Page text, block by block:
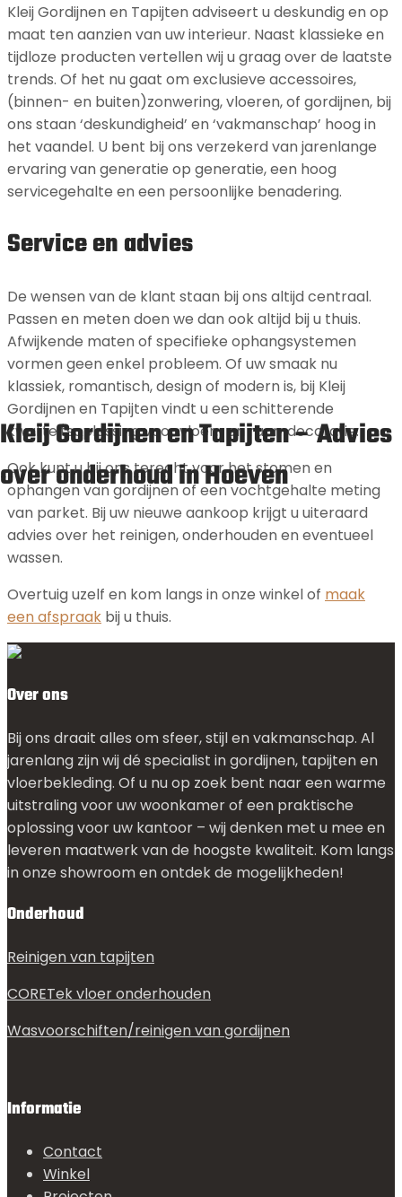
Kleij Gordijnen en Tapijten – Advies
over onderhoud in Hoeven
Kleij Gordijnen en Tapijten adviseert u deskundig en op
maat ten aanzien van uw interieur. Naast klassieke en
tijdloze producten vertellen wij u graag over de laatste
trends. Of het nu gaat om exclusieve accessoires,
(binnen- en buiten)zonwering, vloeren, of gordijnen, bij
ons staan ‘deskundigheid’ en ‘vakmanschap’ hoog in
het vaandel. U bent bij ons verzekerd van jarenlange
ervaring van generatie op generatie, een hoog
servicegehalte en een persoonlijke benadering.
Service en advies
De wensen van de klant staan bij ons altijd centraal.
Passen en meten doen we dan ook altijd bij u thuis.
Afwijkende maten of specifieke ophangsystemen
vormen geen enkel probleem. Of uw smaak nu
klassiek, romantisch, design of modern is, bij Kleij
Gordijnen en Tapijten vindt u een schitterende
kwaliteitsoplossing voor vloer- en raamdecoratie.
Ook kunt u bij ons terecht voor het stomen en
ophangen van gordijnen of een vochtgehalte meting
van parket. Bij uw nieuwe aankoop krijgt u uiteraard
advies over het reinigen, onderhouden en eventueel
wassen.
Overtuig uzelf en kom langs in onze winkel of maak
een afspraak bij u thuis.
Over ons
Bij ons draait alles om sfeer, stijl en vakmanschap. Al
jarenlang zijn wij dé specialist in gordijnen, tapijten en
vloerbekleding. Of u nu op zoek bent naar een warme
uitstraling voor uw woonkamer of een praktische
oplossing voor uw kantoor – wij denken met u mee en
leveren maatwerk van de hoogste kwaliteit. Kom langs
in onze showroom en ontdek de mogelijkheden!
Onderhoud
Reinigen van tapijten
CORETek vloer onderhouden
Wasvoorschiften/reinigen van gordijnen
Informatie
Contact
Winkel